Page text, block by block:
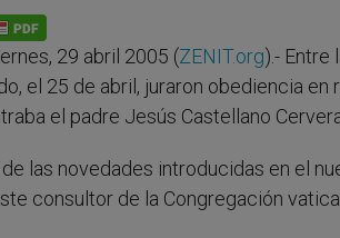
g
e
r
o
k
29 abril 2005 (ZENIT.org).- Entre
el 25 de abril, juraron obediencia
el padre Jesús Castellano Cervera,
de las novedades introducidas en el
consultor de la Congregación